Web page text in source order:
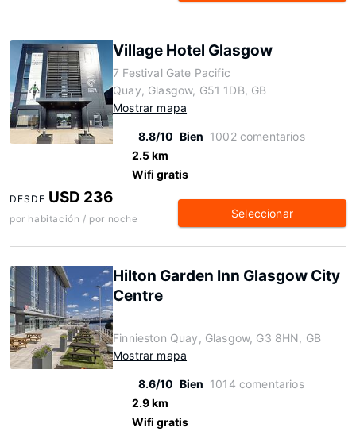
Village Hotel Glasgow
7 Festival Gate Pacific
Quay, Glasgow, G51 1DB, GB
Mostrar mapa
8.8/10 Bien 1002 comentarios
2.5 km
Wifi gratis
DESDE USD 236
por habitación / por noche Seleccionar
Hilton Garden Inn Glasgow City
Centre
Finnieston Quay, Glasgow, G3 8HN, GB
Mostrar mapa
8.6/10 Bien 1014 comentarios
2.9 km
Wifi gratis